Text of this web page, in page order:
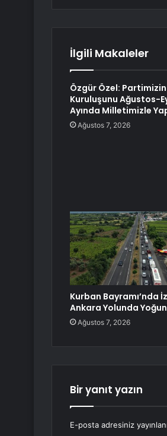
İlgili Makaleler
Özgür Özel:
Kuruluşunu Ağustos-
Ayında Milletimizle
Ağustos 7, 2026
Kurban Bayramı’nda
Ankara Yolunda
Ağustos 7, 2026
Bir yanıt yazın
E-posta adresiniz